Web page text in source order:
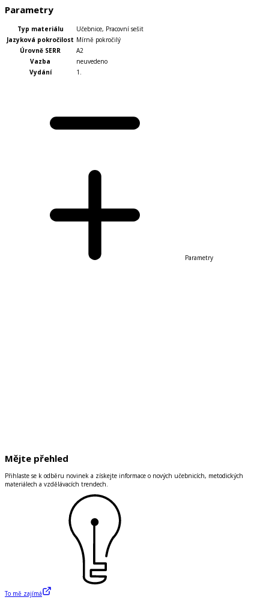
Parametry
Typ materiálu Učebnice, Pracovní sešit
Jazyková pokročilost Mírně pokročilý
Úrovně SERR
A2
Vazba
neuvedeno
Vydání
1.
Parametry
Mějte přehled
Přihlaste se k odběru novinek a získejte informace o nových učebnicích, metodických
materiálech a vzdělávacích trendech.
To mě zajímá